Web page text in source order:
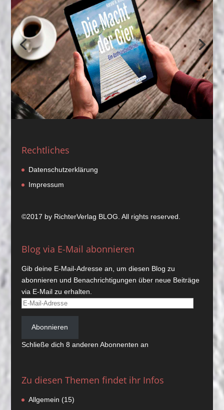
Rechtliches
Datenschutzerklärung
Impressum
©2017 by RichterVerlag BLOG. All rights reserved.
Blog via E-Mail abonnieren
Gib deine E-Mail-Adresse an, um diesen Blog zu
abonnieren und Benachrichtigungen über neue Beiträge
via E-Mail zu erhalten.
E-
Adresse
Abonnieren
Schließe dich 8 anderen Abonnenten an
Zu diesen Themen findet ihr Infos
Allgemein (15)